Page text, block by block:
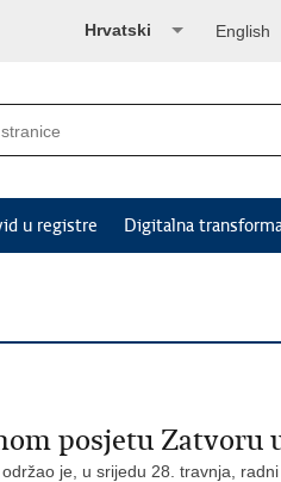
English
Hrvatski
u registre Digitalna
posjetu Zatvoru
je, u srijedu 28. travnja,